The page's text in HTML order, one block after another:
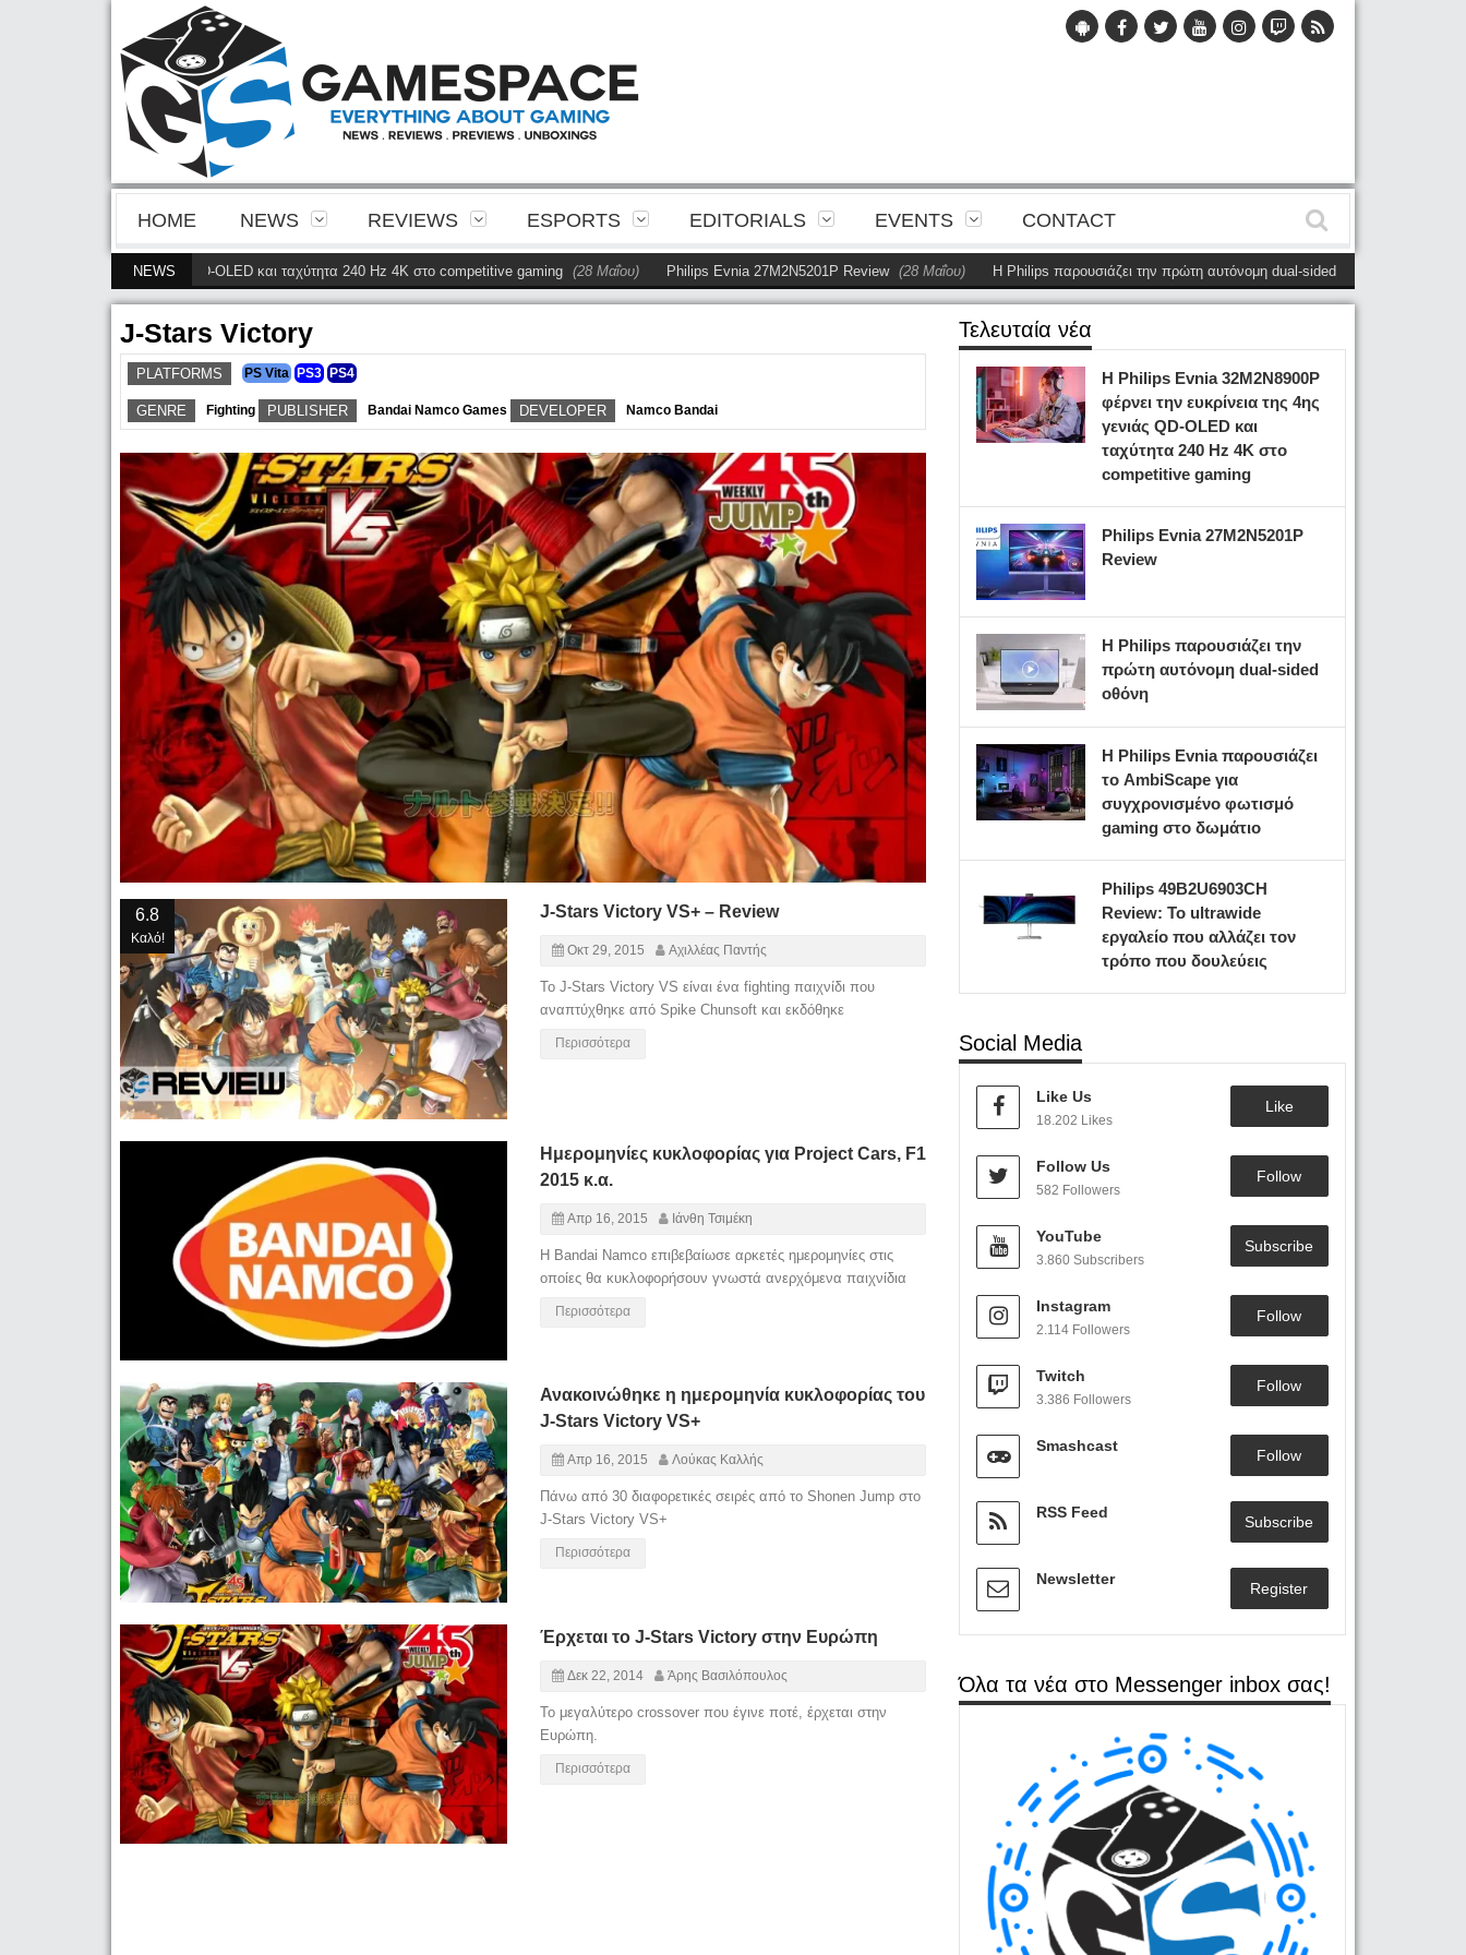
HOME NEWS REVIEWS ESPORTS EDITORIALS EVENTS CONTACT
NEWS
της 4ης γενιάς QD-OLED και ταχύτητα 240 Hz 4K στο competitive gaming (28 Μαΐου) Philips Evnia 27M2N5201P Review (28 Μαΐου) Η Philips παρουσιάζει την πρώτη αυτόνομη dual-sided οθόνη
J-Stars Victory
PLATFORMS PS Vita PS3 PS4
GENRE Fighting PUBLISHER Bandai Namco Games DEVELOPER Namco Bandai
6.8
Καλό!
J-Stars Victory VS+ – Review
Οκτ 29, 2015 Αχιλλέας Παντής
Το J-Stars Victory VS είναι ένα fighting παιχνίδι που
αναπτύχθηκε από Spike Chunsoft και εκδόθηκε
Περισσότερα
Ημερομηνίες κυκλοφορίας για Project Cars, F1
2015 κ.α.
Απρ 16, 2015 Ιάνθη Τσιμέκη
H Bandai Namco επιβεβαίωσε αρκετές ημερομηνίες στις
οποίες θα κυκλοφορήσουν γνωστά ανερχόμενα παιχνίδια
Περισσότερα
Ανακοινώθηκε η ημερομηνία κυκλοφορίας του
J-Stars Victory VS+
Απρ 16, 2015 Λούκας Καλλής
Πάνω από 30 διαφορετικές σειρές από το Shonen Jump στο
J-Stars Victory VS+
Περισσότερα
Έρχεται το J-Stars Victory στην Ευρώπη
Δεκ 22, 2014 Άρης Βασιλόπουλος
Το μεγαλύτερο crossover που έγινε ποτέ, έρχεται στην
Ευρώπη.
Περισσότερα
Τελευταία νέα
Η Philips Evnia 32M2N8900P
φέρνει την ευκρίνεια της 4ης
γενιάς QD-OLED και
ταχύτητα 240 Hz 4K στο
competitive gaming
Philips Evnia 27M2N5201P
Review
Η Philips παρουσιάζει την
πρώτη αυτόνομη dual-sided
οθόνη
Η Philips Evnia παρουσιάζει
το AmbiScape για
συγχρονισμένο φωτισμό
gaming στο δωμάτιο
Philips 49B2U6903CH
Review: Το ultrawide
εργαλείο που αλλάζει τον
τρόπο που δουλεύεις
Social Media
Like Us
18.202 Likes
Like
Follow Us
582 Followers
Follow
YouTube
3.860 Subscribers
Subscribe
Instagram
2.114 Followers
Follow
Twitch
3.386 Followers
Follow
Smashcast
Follow
RSS Feed
Subscribe
Newsletter
Register
Όλα τα νέα στο Messenger inbox σας!